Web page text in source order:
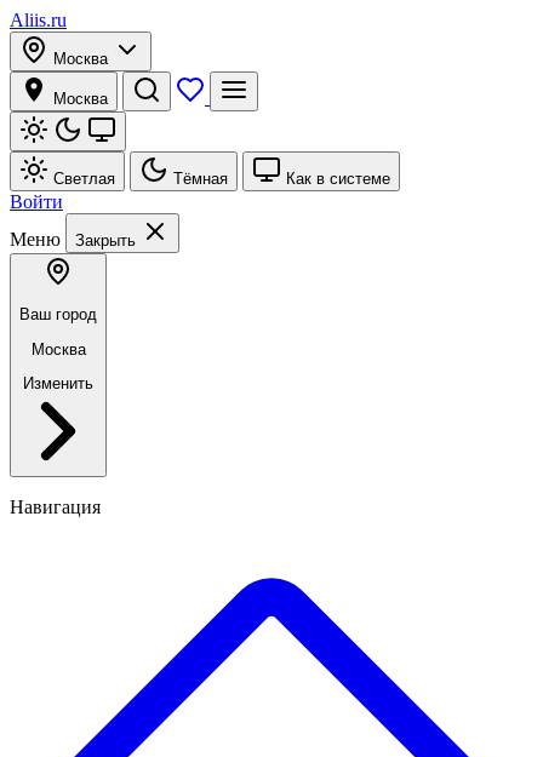
Aliis.ru
Москва
Москва
Светлая Тёмная Как в системе
Войти
Меню
Закрыть
Ваш город
Москва
Изменить
Навигация